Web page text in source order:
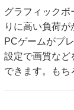
グラフィックボ
りに高い負荷
PCゲームがプ
設定で画質など
できます。もち